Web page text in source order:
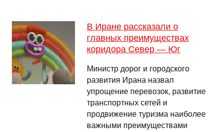
В Иране рассказали о
главных преимуществах
коридора Север — Юг
Министр дорог и городского
развития Ирана назвал
упрощение перевозок, развитие
транспортных сетей и
продвижение туризма наиболее
важными преимуществами